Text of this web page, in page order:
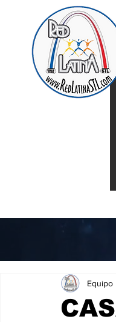
Equipo